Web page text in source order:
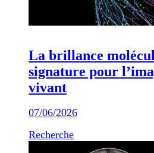
La brillance
signature pour
vivant
07/06/2026
Recherche